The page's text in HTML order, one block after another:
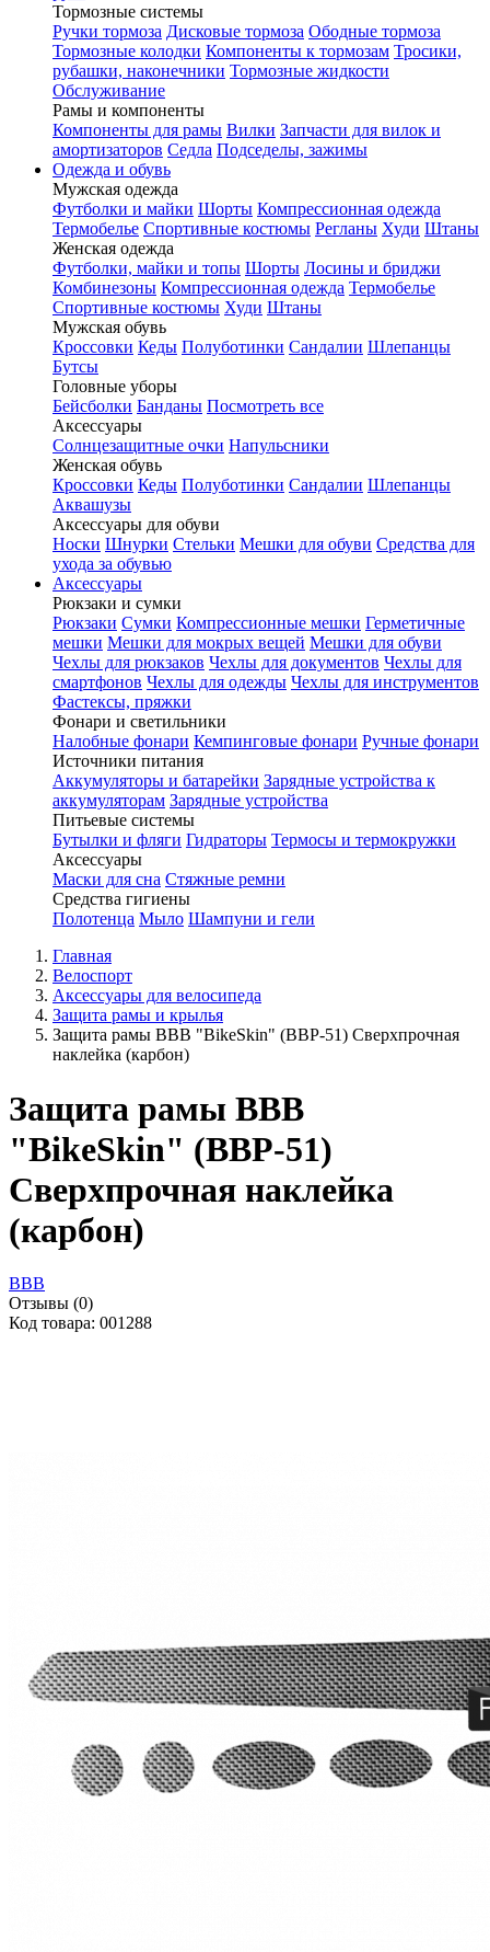
Тормозные системы
Ручки тормоза Дисковые тормоза Ободные тормоза
Тормозные колодки Компоненты к тормозам Тросики,
рубашки, наконечники Тормозные жидкости
Обслуживание
Рамы и компоненты
Компоненты для рамы Вилки Запчасти для вилок и
амортизаторов Седла Подседелы, зажимы
Одежда и обувь
Мужская одежда
Футболки и майки Шорты Компрессионная одежда
Термобелье Спортивные костюмы Регланы Худи Штаны
Женская одежда
Футболки, майки и топы Шорты Лосины и бриджи
Комбинезоны Компрессионная одежда Термобелье
Спортивные костюмы Худи Штаны
Мужская обувь
Кроссовки Кеды Полуботинки Сандалии Шлепанцы
Бутсы
Головные уборы
Бейсболки Банданы Посмотреть все
Аксессуары
Солнцезащитные очки Напульсники
Женская обувь
Кроссовки Кеды Полуботинки Сандалии Шлепанцы
Аквашузы
Аксессуары для обуви
Носки Шнурки Стельки Мешки для обуви Средства для
ухода за обувью
Аксессуары
Рюкзаки и сумки
Рюкзаки Сумки Компрессионные мешки Герметичные
мешки Мешки для мокрых вещей Мешки для обуви
Чехлы для рюкзаков Чехлы для документов Чехлы для
смартфонов Чехлы для одежды Чехлы для инструментов
Фастексы, пряжки
Фонари и светильники
Налобные фонари Кемпинговые фонари Ручные фонари
Источники питания
Аккумуляторы и батарейки Зарядные устройства к
аккумуляторам Зарядные устройства
Питьевые системы
Бутылки и фляги Гидраторы Термосы и термокружки
Аксессуары
Маски для сна Стяжные ремни
Средства гигиены
Полотенца Мыло Шампуни и гели
Главная
Велоспорт
Аксессуары для велосипеда
Защита рамы и крылья
Защита рамы BBB "BikeSkin" (BBP-51) Сверхпрочная
наклейка (карбон)
Защита рамы BBB
"BikeSkin" (BBP-51)
Сверхпрочная наклейка
(карбон)
BBB
Отзывы (0)
Код товара: 001288